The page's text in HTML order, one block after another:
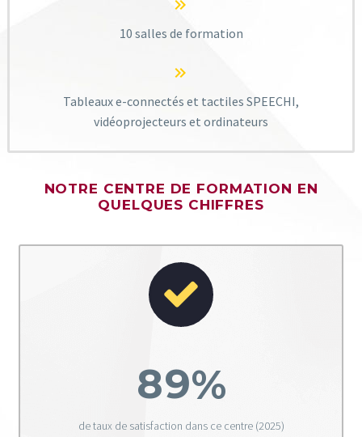


10 salles de formation


Tableaux e-connectés et tactiles SPEECHI,
vidéoprojecteurs et ordinateurs
NOTRE CENTRE DE FORMATION EN
QUELQUES CHIFFRES


89%
de taux de satisfaction dans ce centre (2025)